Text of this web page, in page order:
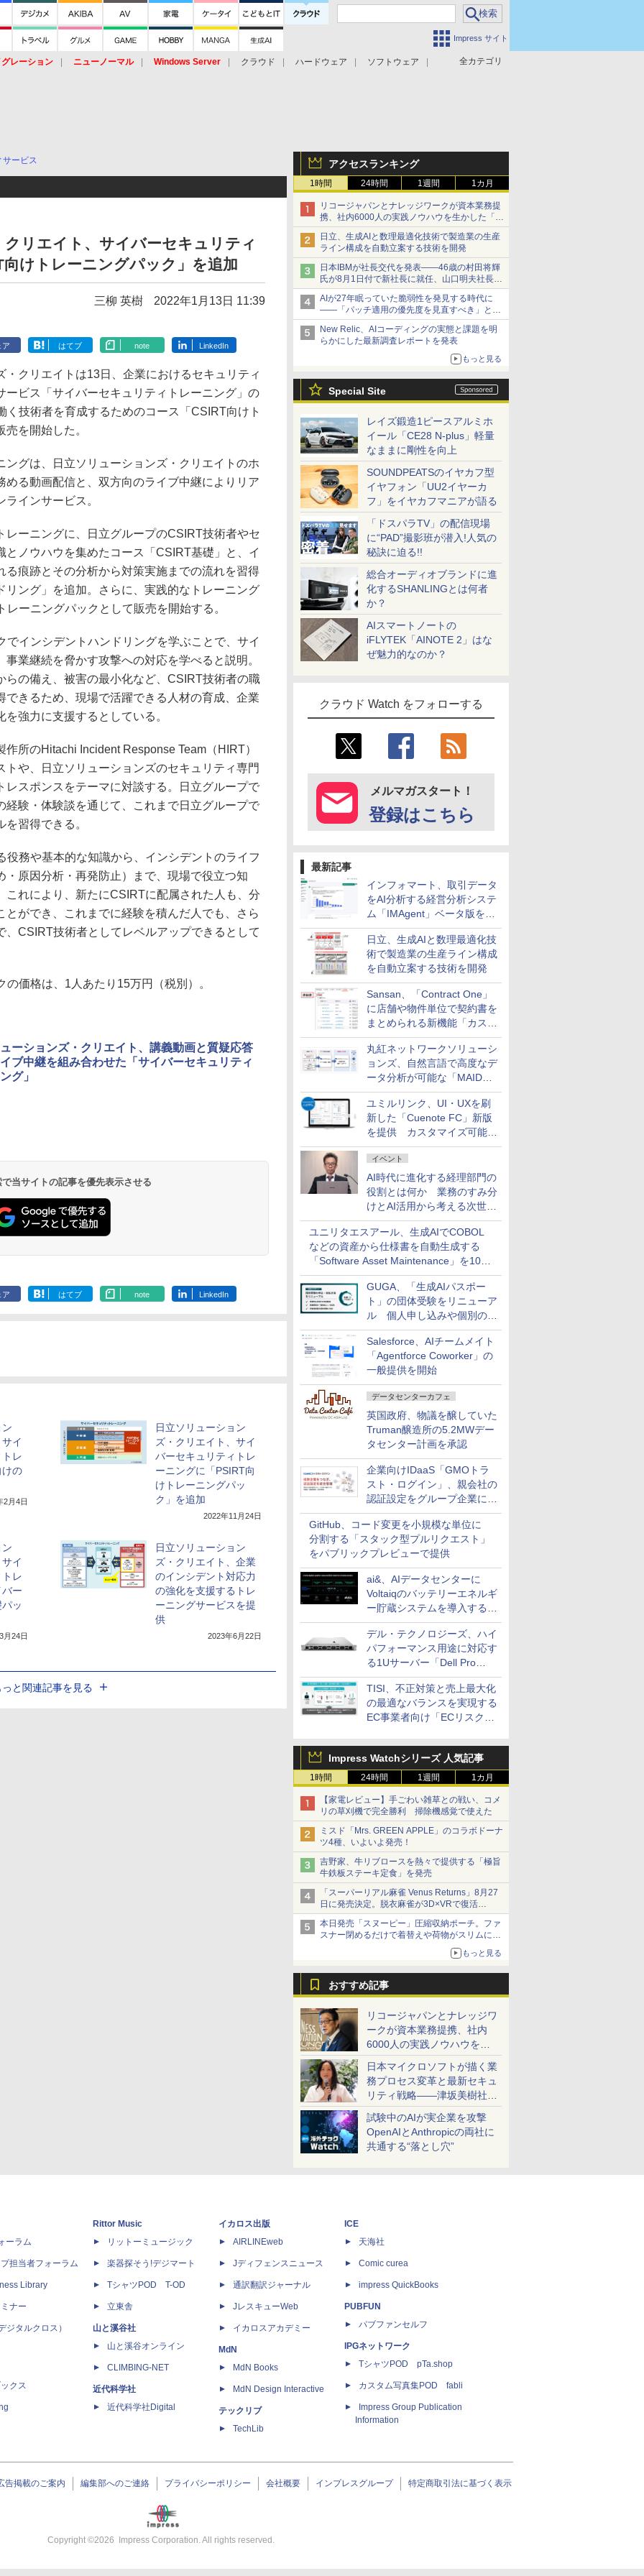
Impress サイト
全カテゴリ
グレーション ニューノーマル Windows Server クラウド ハードウェア
ソフトウェア
アクセスランキング
1時間 24時間 1週間 1カ月
リコージャパンとナレッジワークが資本業務提
携、社内6000人の実践ノウハウを生かした「AI
商談記録 for RICOH」を展開へ
日立、生成AIと数理最適化技術で製造業の生産
ライン構成を自動立案する技術を開発
日本IBMが社長交代を発表――46歳の村田将輝
氏が8月1日付で新社長に就任、山口明夫社長は
会長へ
AIが27年眠っていた脆弱性を発見する時代に
――「パッチ適用の優先度を見直すべき」とセ
キュリティ専門家
New Relic、AIコーディングの実態と課題を明
らかにした最新調査レポートを発表
もっと見る
Special Site
レイズ鍛造1ピースアルミホ
イール「CE28 N-plus」軽量
なままに剛性を向上
SOUNDPEATSのイヤカフ型
イヤフォン「UU2イヤーカ
フ」をイヤカフマニアが語る
「ドスパラTV」の配信現場
に“PAD”撮影班が潜入!人気の
秘訣に迫る!!
総合オーディオブランドに進
化するSHANLINGとは何者
か？
AIスマートノートの
iFLYTEK「AINOTE 2」はな
ぜ魅力的なのか？
クラウド Watch をフォローする
メルマガスタート！
登録はこちら
最新記事
インフォマート、取引データ
をAI分析する経営分析システ
ム「IMAgent」ベータ版を提
供
日立、生成AIと数理最適化技
術で製造業の生産ライン構成
を自動立案する技術を開発
Sansan、「Contract One」
に店舗や物件単位で契約書を
まとめられる新機能「カスタ
ム契約ツリー」を追加
丸紅ネットワークソリューシ
ョンズ、自然言語で高度なデ
ータ分析が可能な「MAIDOA
AI ASSIST」を9月より提供
ユミルリンク、UI・UXを刷
新した「Cuenote FC」新版
を提供 カスタマイズ可能な
ダッシュボード画面を搭載
イベント
AI時代に進化する経理部門の
役割とは何か 業務のすみ分
けとAI活用から考える次世代
ファイナンス戦略
ユニリタエスアール、生成AIでCOBOL
などの資産から仕様書を自動生成する
「Software Asset Maintenance」を10月
に発売
GUGA、「生成AIパスポー
ト」の団体受験をリニューア
ル 個人申し込みや個別の支
払いなどに対応
Salesforce、AIチームメイト
「Agentforce Coworker」の
一般提供を開始
データセンターカフェ
英国政府、物議を醸していた
Truman醸造所の5.2MWデー
タセンター計画を承認
企業向けIDaaS「GMOトラ
スト・ログイン」、親会社の
認証設定をグループ企業に展
開できる新機能を提供
GitHub、コード変更を小規模な単位に
分割する「スタック型プルリクエスト」
をパブリックプレビューで提供
ai&、AIデータセンターに
Voltaiqのバッテリーエネルギ
ー貯蔵システムを導入する計
画を発表
デル・テクノロジーズ、ハイ
パフォーマンス用途に対応す
る1Uサーバー「Dell Pro
Precision 7 R1ラック」を発
売
TISI、不正対策と売上最大化
の最適なバランスを実現する
EC事業者向け「ECリスク対
Impress Watchシリーズ 人気記事
1時間 24時間 1週間 1カ月
【家電レビュー】手ごわい雑草との戦い、コメ
リの草刈機で完全勝利 掃除機感覚で使えた
ミスド「Mrs. GREEN APPLE」のコラボドーナ
ツ4種、いよいよ発売！
吉野家、牛リブロースを熱々で提供する「極旨
牛鉄板ステーキ定食」を発売
「スーパーリアル麻雀 Venus Returns」8月27
日に発売決定。脱衣麻雀が3D×VRで復活
発売から2週間は20%オフになるセールが実施
本日発売「スヌーピー」圧縮収納ポーチ。ファ
スナー閉めるだけで着替えや荷物がスリムにま
もっと見る
おすすめ記事
リコージャパンとナレッジワ
ークが資本業務提携、社内
6000人の実践ノウハウを生
かした「AI商談記録 for
RICOH」を展開へ
日本マイクロソフトが描く業
務プロセス変革と最新セキュ
リティ戦略――津坂美樹社長
が2027年度戦略を説明
試験中のAIが実企業を攻撃
OpenAIとAnthropicの両社に
共通する“落とし穴”
サービス
クリエイト、サイバーセキュリティ
向けトレーニングパック」を追加
三柳 英樹 2022年1月13日 11:39
ア はてブ note LinkedIn
クリエイトは13日、企業におけるセキュリティ
ービス「サイバーセキュリティトレーニング」の
く技術者を育成するためのコース「CSIRT向けト
を開始した。
グは、日立ソリューションズ・クリエイトのホ
める動画配信と、双方向のライブ中継によりリア
インサービス。
ーニングに、日立グループのCSIRT技術者やセ
とノウハウを集めたコース「CSIRT基礎」と、イ
る痕跡とその分析から対策実施までの流れを習得
リング」を追加。さらに、実践的なトレーニング
ーニングパックとして販売を開始する。
インシデントハンドリングを学ぶことで、サイ
業継続を脅かす攻撃への対応を学べると説明。
らの備え、被害の最小化など、CSIRT技術者の職
できるため、現場で活躍できる人材の育成、企業
強力に支援するとしている。
所のHitachi Incident Response Team（HIRT）
トや、日立ソリューションズのセキュリティ専門
レスポンスをテーマに対談する。日立グループで
経験・体験談を通じて、これまで日立グループで
習得できる。
務や基本的な知識から、インシデントのライフ
・原因分析・再発防止）まで、現場で役立つ知
これにより、新たにCSIRTに配属された人も、分
ができ、これまでに経験を積んだ人でも、さら
、CSIRT技術者としてレベルアップできるとして
価格は、1人あたり15万円（税別）。
ーションズ・クリエイト、講義動画と質疑応答
ブ中継を組み合わせた「サイバーセキュリティ
グ」
当サイトの記事を優先表示させる
ア はてブ note LinkedIn
イ
レ
けの
2月4日
日立ソリューション
ズ・クリエイト、サイ
バーセキュリティトレ
ーニングに「PSIRT向
けトレーニングパッ
ク」を追加
2022年11月24日
イ
レ
ー
ッ
月24日
日立ソリューション
ズ・クリエイト、企業
のインシデント対応力
の強化を支援するトレ
ーニングサービスを提
供
2023年6月22日
っと関連記事を見る
ーラム
担当者フォーラム
Library
ナー
ジタルクロス）
クス
Rittor Music
リットーミュージック
楽器探そう!デジマート
TシャツPOD T-OD
立東舎
山と溪谷社
山と溪谷オンライン
CLIMBING-NET
近代科学社
近代科学社Digital
イカロス出版
AIRLINEweb
Jディフェンスニュース
通訳翻訳ジャーナル
JレスキューWeb
イカロスアカデミー
MdN
MdN Books
MdN Design Interactive
テックリブ
TechLib
ICE
天海社
Comic curea
impress QuickBooks
PUBFUN
パブファンセルフ
IPGネットワーク
TシャツPOD pTa.shop
カスタム写真集POD fabli
Impress Group Publication
Information
告掲載のご案内 編集部へのご連絡 プライバシーポリシー 会社概要 インプレスグループ 特定商取引法に基づく表示
Copyright ©2026 Impress Corporation. All rights reserved.